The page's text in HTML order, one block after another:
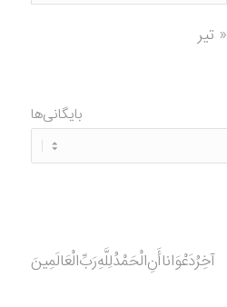
« تیر
بایگانی‌ها
آخِرُدَعْوَانا‌أَنِ‌الْحَمْدُ‌‌‌لِلَّهِ‌رَبِّ‌الْعَالَمِينَ